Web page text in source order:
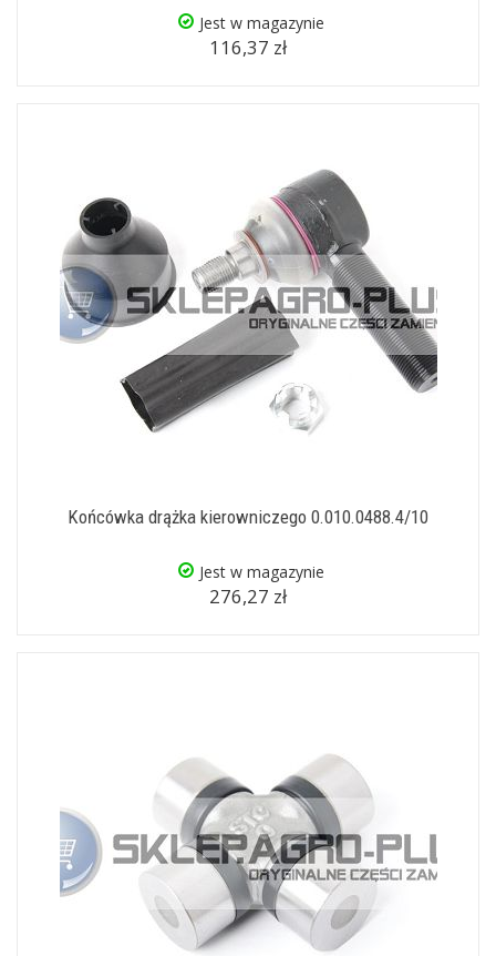
Jest w magazynie
116,37 zł
Końcówka drążka kierowniczego 0.010.0488.4/10
Jest w magazynie
276,27 zł